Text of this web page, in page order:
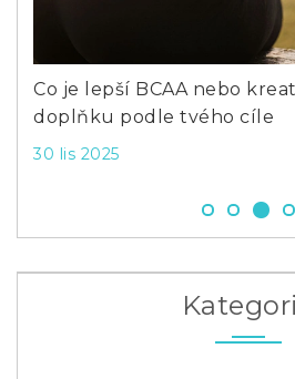
Co je lepší BCAA nebo
doplňku podle tvého cíle
30 lis 2025